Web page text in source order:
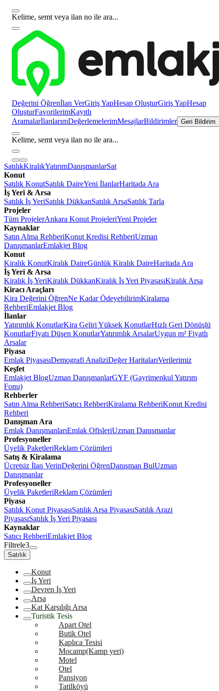
Kelime, semt veya ilan no ile ara...
Değerini Öğrenİlan VerGiriş YapHesap OluşturGiriş YapHesap
OluşturFavorilerimKayıtlı
AramalarİlanlarımDeğerlemelerimMesajlarBildirimler Geri Bildirim
Kelime, semt veya ilan no ile ara...
SatılıkKiralıkYatırımDanışmanlarSat
Konut
Satılık KonutSatılık DaireYeni İlanlarHaritada Ara
İş Yeri & Arsa
Satılık İş YeriSatılık DükkanSatılık ArsaSatılık Tarla
Projeler
Tüm ProjelerAnkara Konut ProjeleriYeni Projeler
Kaynaklar
Satın Alma RehberiKonut Kredisi RehberiUzman
DanışmanlarEmlakjet Blog
Konut
Kiralık KonutKiralık DaireGünlük Kiralık DaireHaritada Ara
İş Yeri & Arsa
Kiralık İş YeriKiralık DükkanKiralık İş Yeri PiyasasıKiralık Arsa
Kiracı Araçları
Kira Değerini ÖğrenNe Kadar ÖdeyebilirimKiralama
RehberiEmlakjet Blog
İlanlar
Yatırımlık KonutlarKira Geliri Yüksek KonutlarHızlı Geri Dönüşlü
KonutlarFiyatı Düşen KonutlarYatırımlık ArsalarUygun m² Fiyatlı
Arsalar
Piyasa
Emlak PiyasasıDemografi AnaliziDeğer HaritalarıVerilerimiz
Keşfet
Emlakjet BlogUzman DanışmanlarGYF (Gayrimenkul Yatırım
Fonu)
Rehberler
Satın Alma RehberiSatıcı RehberiKiralama RehberiKonut Kredisi
Rehberi
Danışman Ara
Emlak DanışmanlarıEmlak OfisleriUzman Danışmanlar
Profesyoneller
Üyelik PaketleriReklam Çözümleri
Satış & Kiralama
Ücretsiz İlan VerinDeğerini ÖğrenDanışman BulUzman
Danışmanlar
Profesyoneller
Üyelik PaketleriReklam Çözümleri
Piyasa
Satılık Konut PiyasasıSatılık Arsa PiyasasıSatılık Arazi
PiyasasıSatılık İş Yeri Piyasası
Kaynaklar
Satıcı RehberiEmlakjet Blog
Filtrele3
Satılık
Konut
İş Yeri
Devren İş Yeri
Arsa
Kat Karşılığı Arsa
Turistik Tesis
Apart Otel
Butik Otel
Kaplıca Tesisi
Mocamp(Kamp yeri)
Motel
Otel
Pansiyon
Tatilköyü